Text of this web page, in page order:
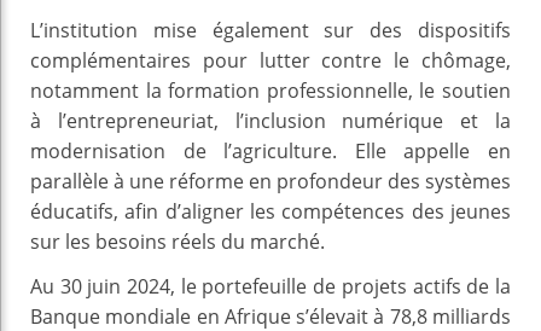
L’institution mise également sur des dispositifs
complémentaires pour lutter contre le chômage,
notamment la formation professionnelle, le soutien
à l’entrepreneuriat, l’inclusion numérique et la
modernisation de l’agriculture. Elle appelle en
parallèle à une réforme en profondeur des systèmes
éducatifs, afin d’aligner les compétences des jeunes
sur les besoins réels du marché.
Au 30 juin 2024, le portefeuille de projets actifs de la
Banque mondiale en Afrique s’élevait à 78,8 milliards